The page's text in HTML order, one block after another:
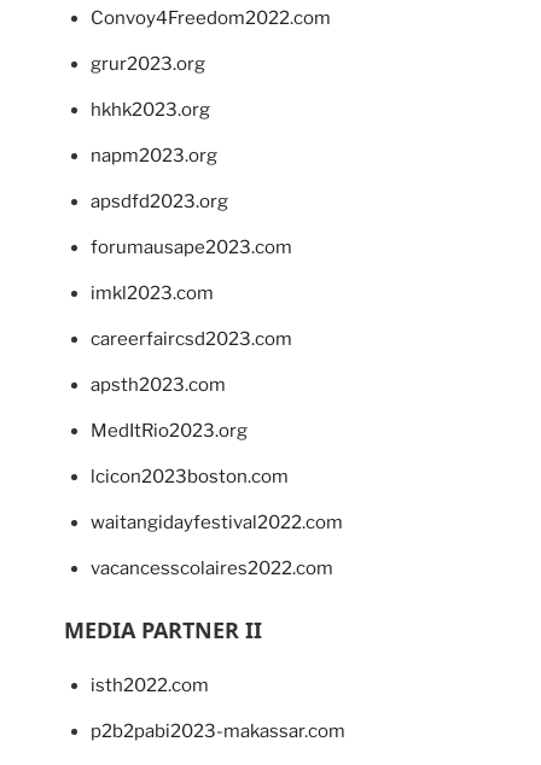
Convoy4Freedom2022.com
grur2023.org
hkhk2023.org
napm2023.org
apsdfd2023.org
forumausape2023.com
imkl2023.com
careerfaircsd2023.com
apsth2023.com
MedItRio2023.org
lcicon2023boston.com
waitangidayfestival2022.com
vacancesscolaires2022.com
MEDIA PARTNER II
isth2022.com
p2b2pabi2023-makassar.com